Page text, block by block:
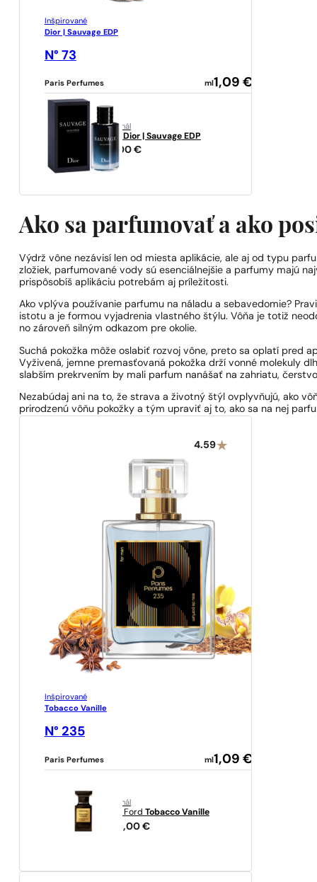
Inšpirované
Dior | Sauvage EDP
N° 73
Paris Perfumes ml 1,09 €
originál
Dior Dior | Sauvage EDP
91,00 €
Ako sa parfumovať a ako
Výdrž vône nezávisí len od miesta aplikácie, ale aj od typu
zložiek, parfumované vody sú esenciálnejšie a parfumy majú
prispôsobíš aplikáciu potrebám aj príležitosti.
Ako vplýva používanie parfumu na náladu a sebavedomie?
istotu a je formou vyjadrenia vlastného štýlu. Vôňa je totiž
no zároveň silným odkazom pre okolie.
Suchá pokožka môže oslabiť rozvoj vône, preto sa oplatí pred
Vyživená, jemne premasťovaná pokožka drží vonné molekuly
slabším prekrvením by mali parfum nanášať na zahriatu,
Nezabúdaj ani na to, že strava a životný štýl ovplyvňujú, ako
prirodzenú vôňu pokožky a tým upraviť aj to, ako sa na nej
4.59
Inšpirované
Tobacco Vanille
N° 235
Paris Perfumes ml 1,09 €
originál
Tom Ford Tobacco Vanille
258,00 €